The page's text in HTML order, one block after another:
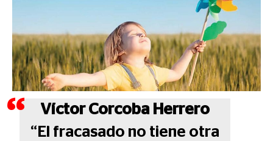
Víctor Corcoba Herrero
“El fracasado no tiene otra